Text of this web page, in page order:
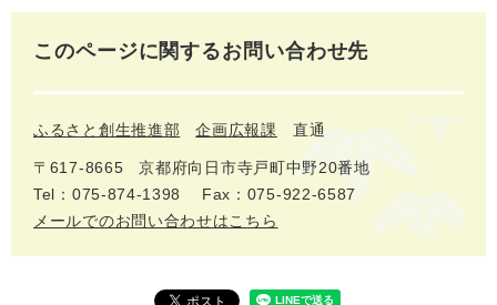
このページに関するお問い合わせ先
ふるさと創生推進部 企画広報課 直通
〒617‐8665
京都府向日市寺戸町中野20番地
Tel：075-874-1398
Fax：075-922-6587
メールでのお問い合わせはこちら